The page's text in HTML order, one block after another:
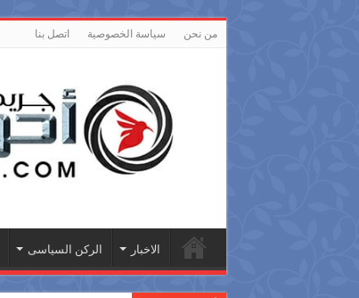
من نحن سياسة الخصوصية اتصل بنا
الاخبار الركن السياسى